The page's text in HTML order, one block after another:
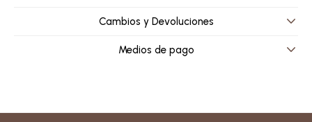
Cambios y Devoluciones
Medios de pago